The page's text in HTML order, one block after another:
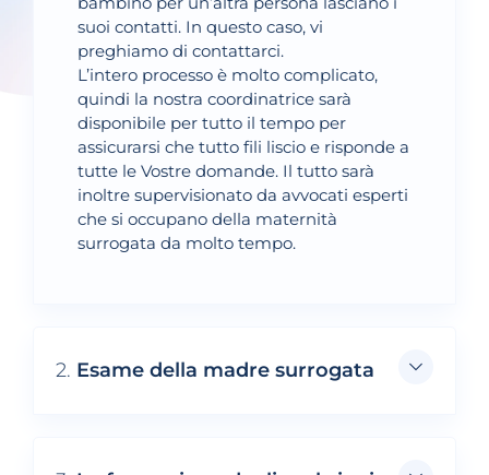
suoi contatti. In questo caso, vi
preghiamo di contattarci.
L’intero processo è molto complicato,
quindi la nostra coordinatrice sarà
disponibile per tutto il tempo per
assicurarsi che tutto fili liscio e risponde a
tutte le Vostre domande. Il tutto sarà
inoltre supervisionato da avvocati esperti
che si occupano della maternità
surrogata da molto tempo.
2. Esame della madre surrogata